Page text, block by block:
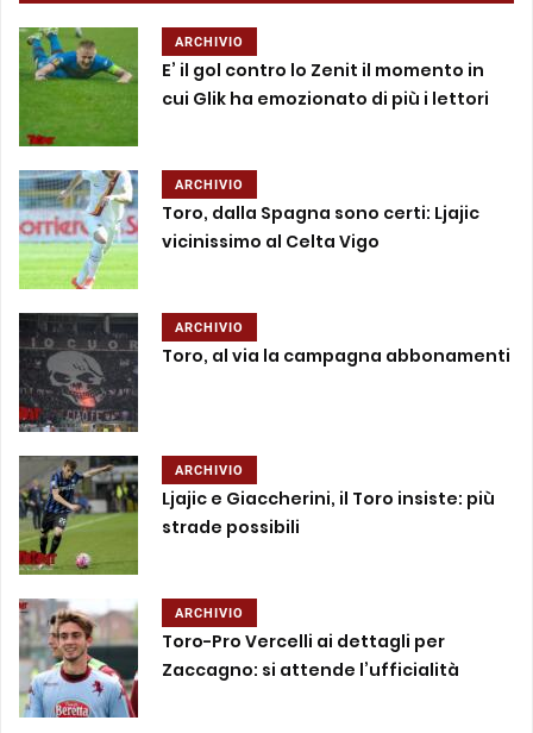
ARCHIVIO
E’ il gol contro lo Zenit il momento in
cui Glik ha emozionato di più i lettori
ARCHIVIO
Toro, dalla Spagna sono certi: Ljajic
vicinissimo al Celta Vigo
ARCHIVIO
Toro, al via la campagna abbonamenti
ARCHIVIO
Ljajic e Giaccherini, il Toro insiste: più
strade possibili
ARCHIVIO
Toro-Pro Vercelli ai dettagli per
Zaccagno: si attende l’ufficialità